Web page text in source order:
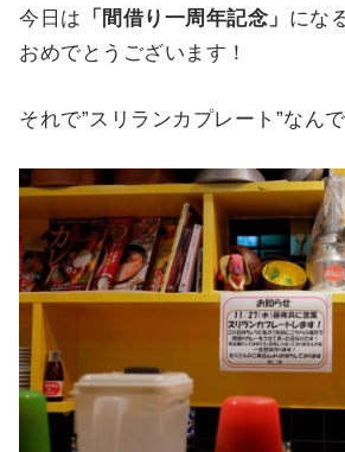
今日は
「間借り一周年記念」 にな
おめでとうございます！
それで”スリランカプレート”なんで